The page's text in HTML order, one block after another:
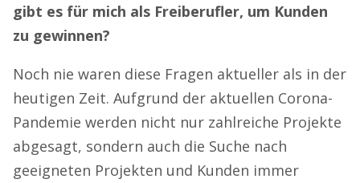
gibt es für mich als Freiberufler, um Kunden
zu gewinnen?
Noch nie waren diese Fragen aktueller als in der
heutigen Zeit. Aufgrund der aktuellen Corona-
Pandemie werden nicht nur zahlreiche Projekte
abgesagt, sondern auch die Suche nach
geeigneten Projekten und Kunden immer